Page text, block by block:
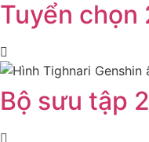
Tuyển chọn
Bộ sưu tập